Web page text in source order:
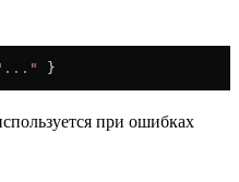
}
при ошибках